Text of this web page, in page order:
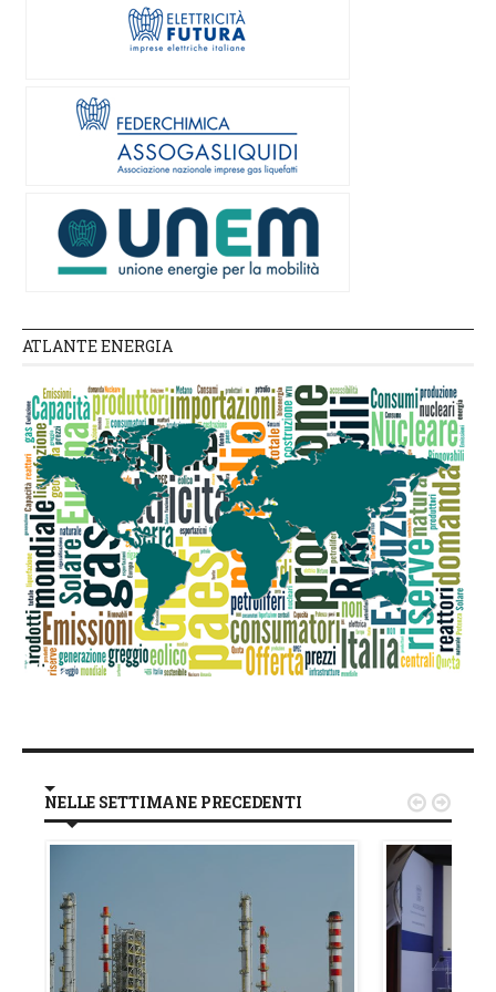
ATLANTE ENERGIA
NELLE SETTIMANE PRECEDENTI  